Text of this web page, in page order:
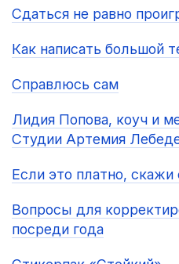
Сдаться не равно
Как написать большой
Справлюсь сам
Лидия Попова, коуч и
Студии Артемия
Если это платно, скажи
Вопросы для
посреди года